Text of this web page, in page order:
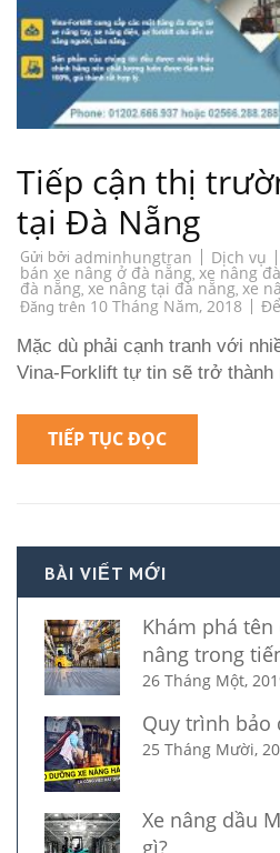
Tiếp cận thị
tại Đà Nẵng
Gửi bởi adminhungtran Dịch vụ
bán xe nâng ở đà nẵng, xe nâng
đà nẵng, xe nâng tại đà nẵng, xe
Đăng trên 10 Tháng Năm, 2018
Mặc dù phải cạnh tranh với
Vina-Forklift tự tin sẽ trở
TIẾP TỤC ĐỌC
BÀI VIẾT MỚI
Khám phá tên
nâng trong
26 Tháng Một,
Quy trình bảo
25 Tháng Mười,
Xe nâng dầu
gì?